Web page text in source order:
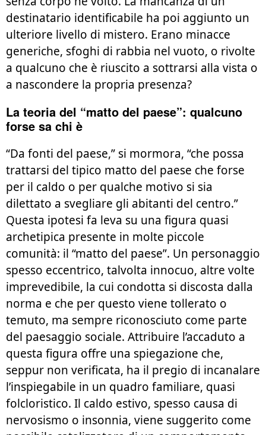
destinatario identificabile ha poi aggiunto un
ulteriore livello di mistero. Erano minacce
generiche, sfoghi di rabbia nel vuoto, o rivolte
a qualcuno che è riuscito a sottrarsi alla vista o
a nascondere la propria presenza?
La teoria del “matto del paese”: qualcuno
forse sa chi è
“Da fonti del paese,” si mormora, “che possa
trattarsi del tipico matto del paese che forse
per il caldo o per qualche motivo si sia
dilettato a svegliare gli abitanti del centro.”
Questa ipotesi fa leva su una figura quasi
archetipica presente in molte piccole
comunità: il “matto del paese”. Un personaggio
spesso eccentrico, talvolta innocuo, altre volte
imprevedibile, la cui condotta si discosta dalla
norma e che per questo viene tollerato o
temuto, ma sempre riconosciuto come parte
del paesaggio sociale. Attribuire l’accaduto a
questa figura offre una spiegazione che,
seppur non verificata, ha il pregio di incanalare
l’inspiegabile in un quadro familiare, quasi
folcloristico. Il caldo estivo, spesso causa di
nervosismo o insonnia, viene suggerito come